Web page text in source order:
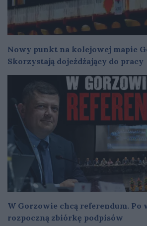
Nowy punkt na kolejowej mapie
Skorzystają dojeżdżający do pracy
W Gorzowie chcą referendum. Po
rozpoczną zbiórkę podpisów